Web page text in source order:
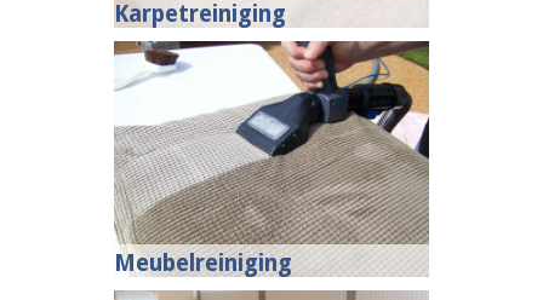
Karpetreiniging
Meubelreiniging